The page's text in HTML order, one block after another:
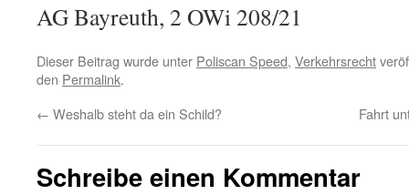
AG Bayreuth, 2 OWi 208/21
Dieser Beitrag wurde unter Poliscan Speed, Verkehrsrecht
den Permalink.
← Weshalb steht da ein Schild? Fahrt
Schreibe einen Kommentar